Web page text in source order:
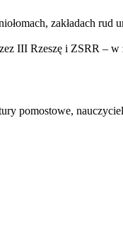
zakładach
III Rzeszę i ZSRR –
pomostowe,